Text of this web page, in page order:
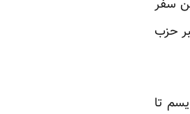
سفر
حزب
تا